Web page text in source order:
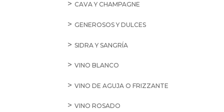
CAVA Y CHAMPAGNE
GENEROSOS Y DULCES
SIDRA Y SANGRÍA
VINO BLANCO
VINO DE AGUJA O FRIZZANTE
VINO ROSADO